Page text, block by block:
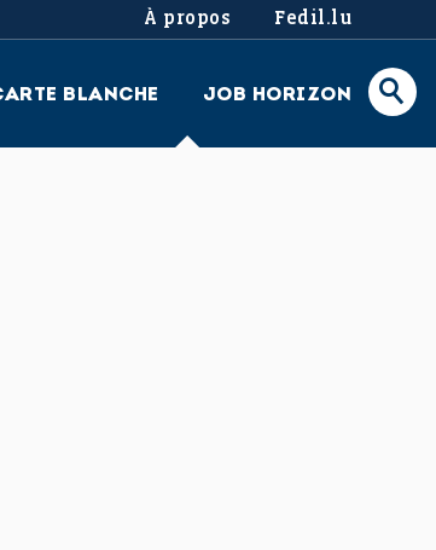
À propos Fedil.lu
BLANCHE JOB HORIZON